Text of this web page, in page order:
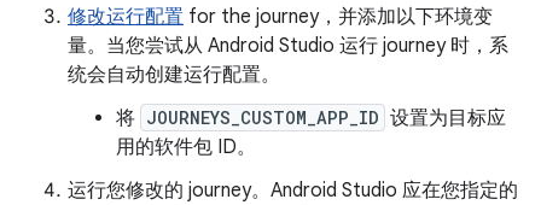
修改运行配置 for the journey，并添加以下环境变
量。当您尝试从 Android Studio 运行 journey 时，系
统会自动创建运行配置。
将 JOURNEYS_CUSTOM_APP_ID 设置为目标应
用的软件包 ID。
运行您修改的 journey。Android Studio 应在您指定的